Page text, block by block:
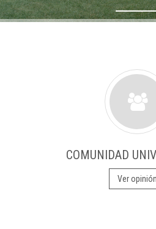
COMUNIDAD
Ver opinión